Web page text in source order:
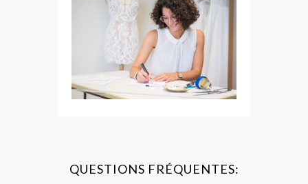
QUESTIONS FRÉQUENTES: